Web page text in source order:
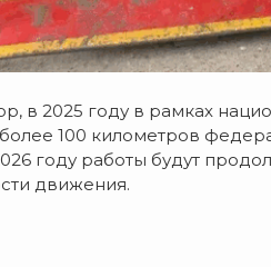
в 2025 году в рамках
100 километров
году работы будут
движения.